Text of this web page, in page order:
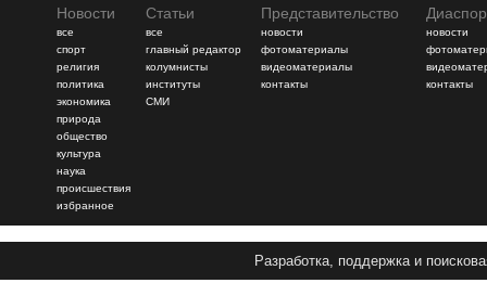
Новости
все
спорт
религия
политика
экономика
природа
общество
культура
наука
происшествия
избранное
Статьи
все
главный редактор
колумнисты
институты
СМИ
Представительство
новости
фотоматериалы
видеоматериалы
контакты
новости
контакты
Разработка, поддержка и